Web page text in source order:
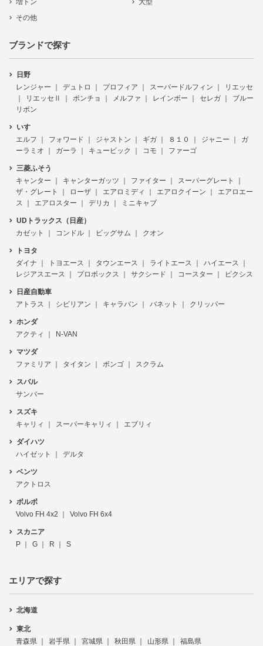
その他
ブランドで探す
日野
レンジャー
デュトロ プロフィア スーパードルフィン
リエッセ
リエッセⅡ
ポンチョ メルファ レインボー セレガ
ブルー
リボン
いすゞ
エルフ
フォワード ジャストン ギガ ８１０ ジャニー
ガ
ーラミオ
ガーラ キュービック コモ ファーゴ
三菱ふそう
キャンター
キャンターガッツ ファイター
スーパーグレート
ザ・グレート
ローザ エアロミディ エアロクイーン
エアロエー
ス
エアロスター デリカ ミニキャブ
UDトラックス（日産）
カゼット
コンドル ビッグサム クオン
トヨタ
ダイナ
トヨエース タウンエース ライトエース
ハイエース
レジアスエース
プロボックス サクシード コースター ピクシス
日産自動車
アトラス
シビリアン キャラバン バネット クリッパー
ホンダ
アクティ
N-VAN
マツダ
ファミリア
タイタン ボンゴ スクラム
スバル
サンバー
スズキ
キャリィ
スーパーキャリィ エブリィ
ダイハツ
ハイゼット
デルタ
ベンツ
アクトロス
ボルボ
Volvo FH 4x2
Volvo FH 6x4
スカニア
P
G R S
エリアで探す
北海道
東北
青森県
岩手県 宮城県 秋田県 山形県 福島県